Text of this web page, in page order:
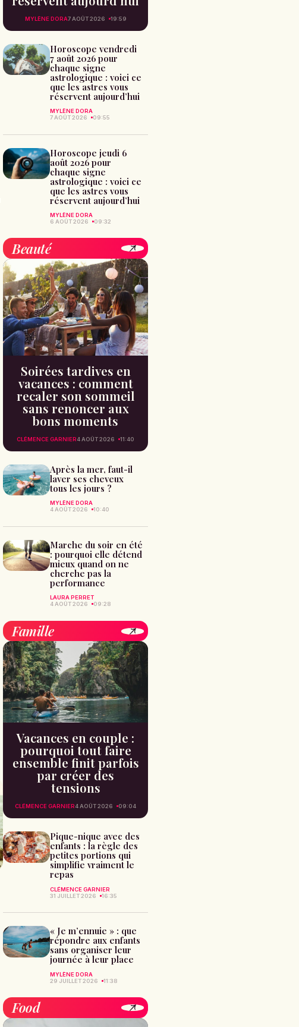
MYLÈNE DORA7 AOÛT 2026 19:59
Horoscope vendredi
7 août 2026 pour
chaque signe
astrologique : voici ce
que les astres vous
réservent aujourd’hui
MYLÈNE DORA
7 AOÛT 2026
09:55
Horoscope jeudi 6
août 2026 pour
chaque signe
astrologique : voici ce
que les astres vous
réservent aujourd’hui
MYLÈNE DORA
6 AOÛT 2026
09:32
Beauté
Soirées tardives en
vacances : comment
recaler son sommeil
sans renoncer aux
bons moments
CLÉMENCE GARNIER4 AOÛT 2026 11:40
Après la mer, faut-il
laver ses cheveux
tous les jours ?
MYLÈNE DORA
4 AOÛT 2026
10:40
Marche du soir en été
: pourquoi elle détend
mieux quand on ne
cherche pas la
performance
LAURA PERRET
4 AOÛT 2026
09:28
Famille
Vacances en couple :
pourquoi tout faire
ensemble finit parfois
par créer des
tensions
CLÉMENCE GARNIER4 AOÛT 2026 09:04
Pique-nique avec des
enfants : la règle des
petites portions qui
simplifie vraiment le
repas
CLÉMENCE GARNIER
31 JUILLET 2026
16:35
« Je m’ennuie » : que
répondre aux enfants
sans organiser leur
journée à leur place
MYLÈNE DORA
29 JUILLET 2026
11:38
Food